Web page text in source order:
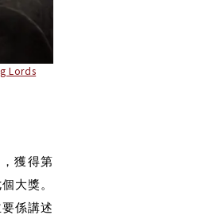
Lords
獲得第
大獎。
係講述